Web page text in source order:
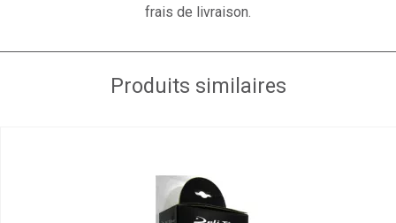
frais de livraison.
Produits similaires